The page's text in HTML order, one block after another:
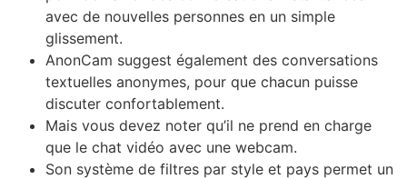
avec de nouvelles personnes en un simple
glissement.
AnonCam suggest également des conversations
textuelles anonymes, pour que chacun puisse
discuter confortablement.
Mais vous devez noter qu’il ne prend en charge
que le chat vidéo avec une webcam.
Son système de filtres par style et pays permet un